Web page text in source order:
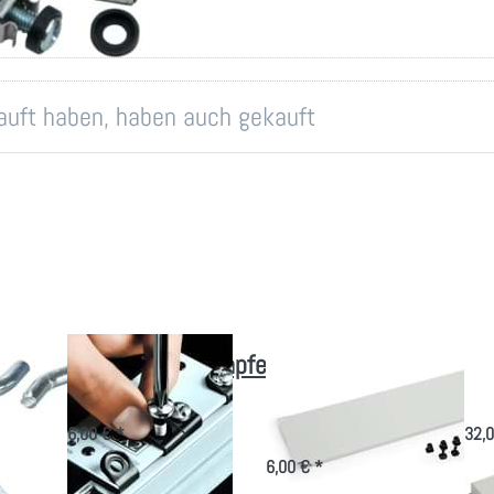
haben, haben auch gekauft
Körperschalldämpfer
M6 x 16
6,00 € *
Kunstoffclips
6,00 € *